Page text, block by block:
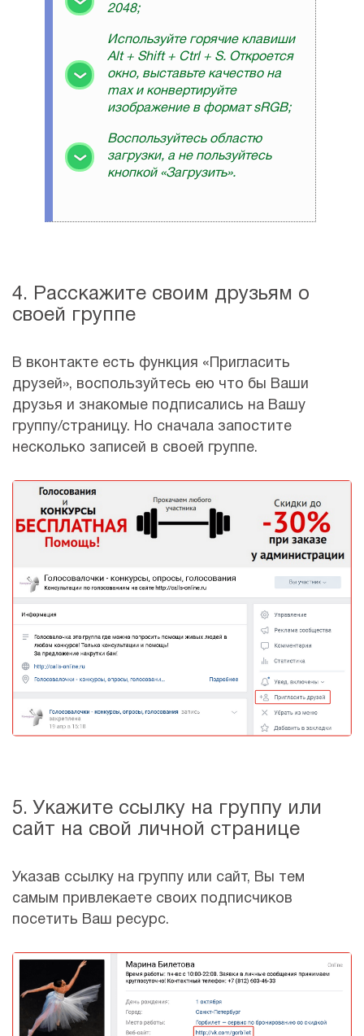
2048;
Используйте горячие клавиши
Alt + Shift + Ctrl + S. Откроется
окно, выставьте качество на
max и конвертируйте
изображение в формат sRGB;
Воспользуйтесь областю
загрузки, а не пользуйтесь
кнопкой «Загрузить».
4. Расскажите своим друзьям о
своей группе
В вконтакте есть функция «Пригласить
друзей», воспользуйтесь ею что бы Ваши
друзья и знакомые подписались на Вашу
группу/страницу. Но сначала запостите
несколько записей в своей группе.
5. Укажите ссылку на группу или
сайт на свой личной странице
Указав ссылку на группу или сайт, Вы тем
самым привлекаете своих подписчиков
посетить Ваш ресурс.